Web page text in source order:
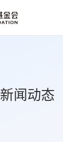
新闻动态